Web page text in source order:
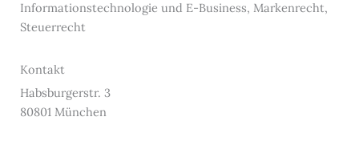
Informationstechnologie und E-Business, Markenrecht,
Steuerrecht
Kontakt
Habsburgerstr. 3
80801 München